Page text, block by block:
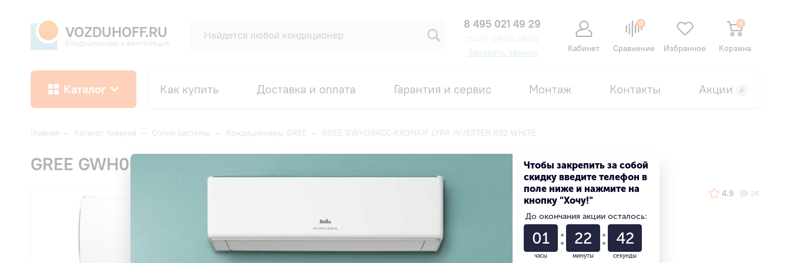
VOZDUHOFF.RU
Кондиционеры и вентиляция
8 495 021 49 29
Заказать звонок Кабинет
0
Сравнение Избранное
0
Корзина
Каталог Как купить Доставка и оплата Гарантия и сервис Монтаж Контакты Акции
Главная — Каталог товаров — Сплит-системы — Кондиционеры GREE — GREE GWH09ACC-K6DNA1F LYRA INVERTER R32 WHITE
GREE GWH09ACC-K6DNA1F LYRA INVERTER R32 WHITE
4.9 26
В наличии на складе
Чтобы закрепить за собой
скидку введите телефон в
поле ниже и нажмите на
кнопку "Хочу!"
До окончания акции осталось:
01
часы
22
минуты
41
секунды